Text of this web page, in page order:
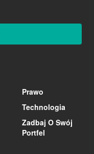
Prawo
Technologia
Zadbaj O Swój
Portfel